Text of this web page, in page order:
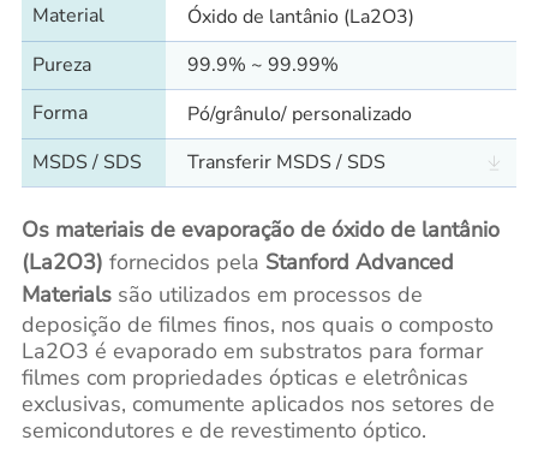
Material
Óxido de lantânio (La2O3)
Pureza
99.9% ~ 99.99%
Forma
Pó/grânulo/ personalizado
MSDS / SDS
Transferir MSDS / SDS
Os materiais de evaporação de óxido de lantânio
(La2O3) fornecidos pela Stanford Advanced
Materials são utilizados em processos de
deposição de filmes finos, nos quais o composto
La2O3 é evaporado em substratos para formar
filmes com propriedades ópticas e eletrônicas
exclusivas, comumente aplicados nos setores de
semicondutores e de revestimento óptico.